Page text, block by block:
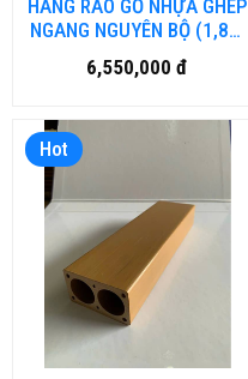
HÀNG RÀO GỖ NHỰA GHÉP
NGANG NGUYÊN BỘ (1,8m
x1,8m) MÀU TEAK
6,550,000 đ
Hot